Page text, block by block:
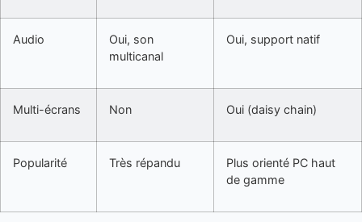
Audio
Oui, son
multicanal
Oui, support natif
Multi-écrans Non Oui (daisy chain)
Popularité Très répandu
Plus orienté PC haut
de gamme